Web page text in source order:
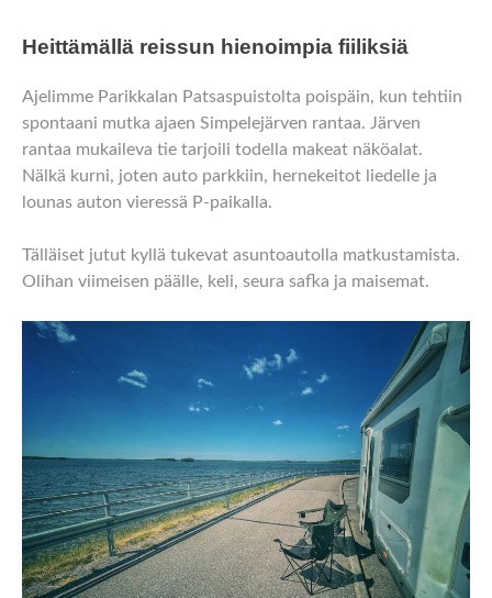
Heittämällä reissun hienoimpia fiiliksiä
Ajelimme Parikkalan Patsaspuistolta poispäin, kun tehtiin
spontaani mutka ajaen Simpelejärven rantaa. Järven
rantaa mukaileva tie tarjoili todella makeat näköalat.
Nälkä kurni, joten auto parkkiin, hernekeitot liedelle ja
lounas auton vieressä P-paikalla.
Tälläiset jutut kyllä tukevat asuntoautolla matkustamista.
Olihan viimeisen päälle, keli, seura safka ja maisemat.